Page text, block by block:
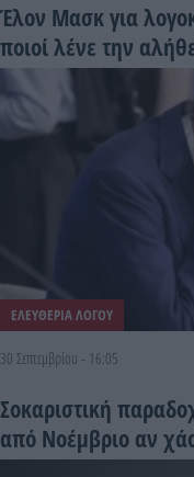
Έλον Μασκ για
ποιοί λένε την
ΕΛΕΥΘΕΡΙΑ ΛΟΓΟΥ
30 Σεπτεμβρίου - 16:05
Σοκαριστική
από Νοέμβριο αν